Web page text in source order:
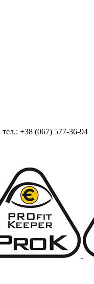
+38 (067) 577-36-94